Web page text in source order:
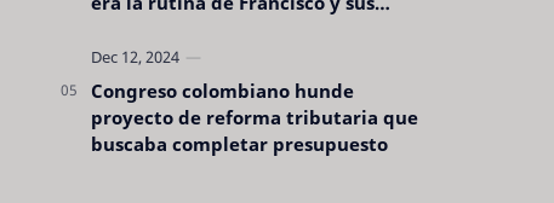
Congreso colombiano hunde
proyecto de reforma tributaria que
buscaba completar presupuesto